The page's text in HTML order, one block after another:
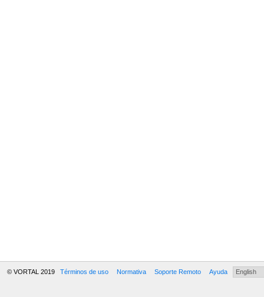
© VORTAL 2019 Términos de uso Normativa Soporte Remoto Ayuda